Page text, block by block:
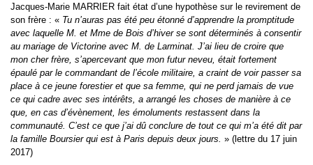
Jacques-Marie MARRIER fait état d’une hypothèse sur le revirement de
son frère : « Tu n’auras pas été peu étonné d’apprendre la promptitude
avec laquelle M. et Mme de Bois d’hiver se sont déterminés à consentir
au mariage de Victorine avec M. de Larminat. J’ai lieu de croire que
mon cher frère, s’apercevant que mon futur neveu, était fortement
épaulé par le commandant de l’école militaire, a craint de voir passer sa
place à ce jeune forestier et que sa femme, qui ne perd jamais de vue
ce qui cadre avec ses intérêts, a arrangé les choses de manière à ce
que, en cas d’évènement, les émoluments restassent dans la
communauté. C’est ce que j’ai dû conclure de tout ce qui m’a été dit par
la famille Boursier qui est à Paris depuis deux jours. » (lettre du 17 juin
2017)